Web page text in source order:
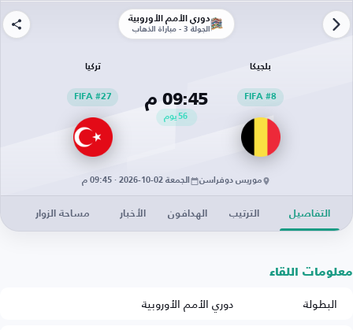
دوري الأمم الأوروبية
الجولة 3 - مباراة الذهاب
بلجيكا
FIFA #8 09:45 م
56 يوم
تركيا
FIFA #27
موريس دوفراسن الجمعة 02-10-2026 · 09:45 م
التفاصيل الترتيب الهدافون الأخبار مساحة الزوار
معلومات اللقاء
البطولة
دوري الأمم الأوروبية